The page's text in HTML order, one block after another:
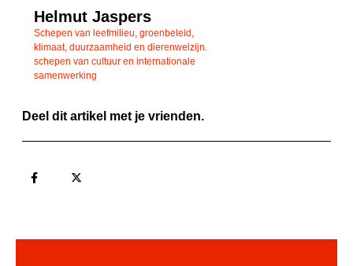
Helmut Jaspers
Schepen van leefmilieu, groenbeleid,
klimaat, duurzaamheid en dierenwelzijn.
schepen van cultuur en internationale
samenwerking
Deel dit artikel met je vrienden.